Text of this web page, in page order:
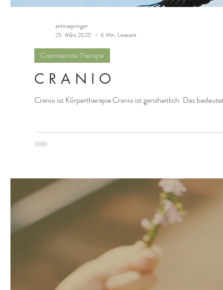
C R A N I O
Cranio ist Körpertherapie Cranio ist ganzheitlich. Das
Craniosacrale Therapie
antinaspringer
25. März 2020
6 Min. Lesezeit